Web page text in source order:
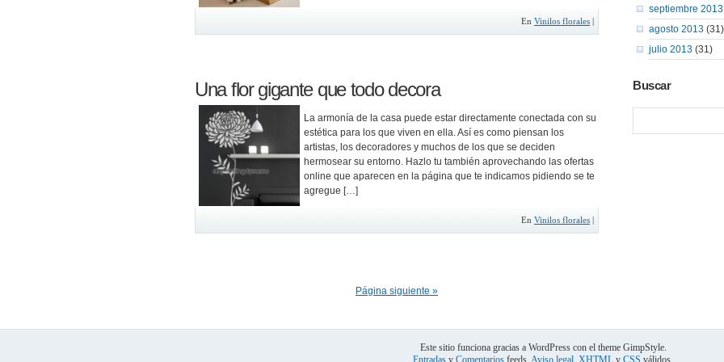
En Vinilos florales
Una flor gigante que todo decora
La armonía de la casa puede estar directamente conectada con su
estética para los que viven en ella. Así es como piensan los
artistas, los decoradores y muchos de los que se deciden
hermosear su entorno. Hazlo tu también aprovechando las ofertas
online que aparecen en la página que te indicamos pidiendo se te
agregue […]
En Vinilos florales
Página siguiente »
septiembre 2013
agosto 2013 (31)
julio 2013 (31)
Buscar
Este sitio funciona gracias a WordPress con el theme GimpStyle.